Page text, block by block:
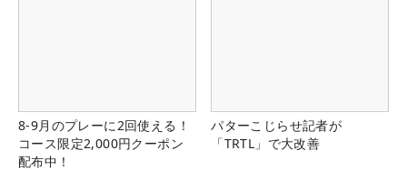
8-9月のプレーに2回使える！
コース限定2,000円クーポン
配布中！
パターこじらせ記者が
「TRTL」で大改善